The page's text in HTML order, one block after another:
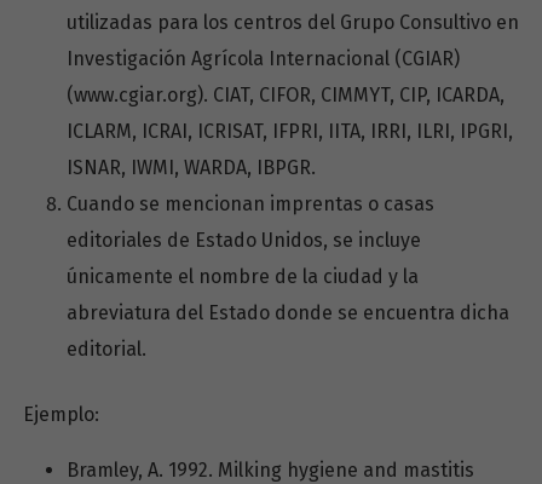
utilizadas para los centros del Grupo Consultivo en
Investigación Agrícola Internacional (CGIAR)
(www.cgiar.org). CIAT, CIFOR, CIMMYT, CIP, ICARDA,
ICLARM, ICRAI, ICRISAT, IFPRI, IITA, IRRI, ILRI, IPGRI,
ISNAR, IWMI, WARDA, IBPGR.
Cuando se mencionan imprentas o casas
editoriales de Estado Unidos, se incluye
únicamente el nombre de la ciudad y la
abreviatura del Estado donde se encuentra dicha
editorial.
Ejemplo:
Bramley, A. 1992. Milking hygiene and mastitis